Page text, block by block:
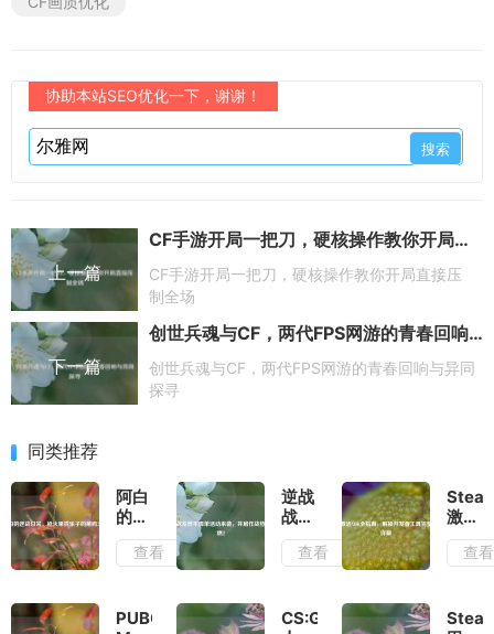
协助本站SEO优化一下，谢谢！
上一篇
CF手游开局一把刀，硬核操作教你开局直接压制全场
CF手游开局一把刀，硬核操作教你开局直接压
制全场
下一篇
创世兵魂与CF，两代FPS网游的青春回响与异同探寻
创世兵魂与CF，两代FPS网游的青春回响与异同
探寻
同类推荐
阿白
的逆
战日
常，
乐子
查看
逆战
战友
伴不
孤单
袭，
查看
激活
XDK
全指
开发
查看
PUBG
CS:GO